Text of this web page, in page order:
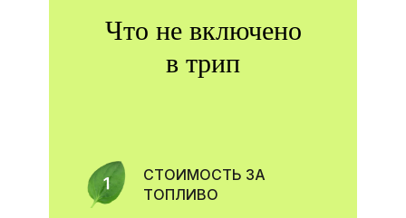
Что не включено
в трип
СТОИМОСТЬ ЗА
ТОПЛИВО